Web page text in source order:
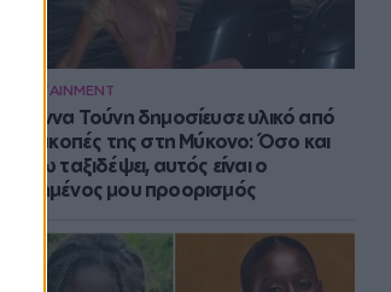
ENTERTAINMENT
Η Ιωάννα Τούνη δημοσίευσε υλικό από
τις διακοπές της στη Μύκονο: Όσο και
αν έχω ταξιδέψει, αυτός είναι ο
αγαπημένος μου προορισμός